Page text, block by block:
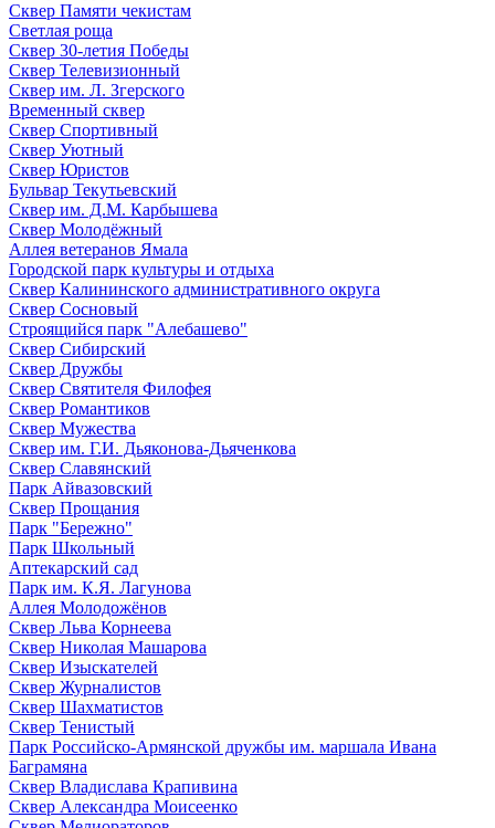
Сквер Памяти чекистам
Светлая роща
Сквер 30-летия Победы
Сквер Телевизионный
Сквер им. Л. Згерского
Временный сквер
Сквер Спортивный
Сквер Уютный
Сквер Юристов
Бульвар Текутьевский
Сквер им. Д.М. Карбышева
Сквер Молодёжный
Аллея ветеранов Ямала
Городской парк культуры и отдыха
Сквер Калининского административного округа
Сквер Сосновый
Строящийся парк "Алебашево"
Сквер Сибирский
Сквер Дружбы
Сквер Святителя Филофея
Сквер Романтиков
Сквер Мужества
Сквер им. Г.И. Дьяконова-Дьяченкова
Сквер Славянский
Парк Айвазовский
Сквер Прощания
Парк "Бережно"
Парк Школьный
Аптекарский сад
Парк им. К.Я. Лагунова
Аллея Молодожёнов
Сквер Льва Корнеева
Сквер Николая Машарова
Сквер Изыскателей
Сквер Журналистов
Сквер Шахматистов
Сквер Тенистый
Парк Российско-Армянской дружбы им. маршала Ивана
Баграмяна
Сквер Владислава Крапивина
Сквер Александра Моисеенко